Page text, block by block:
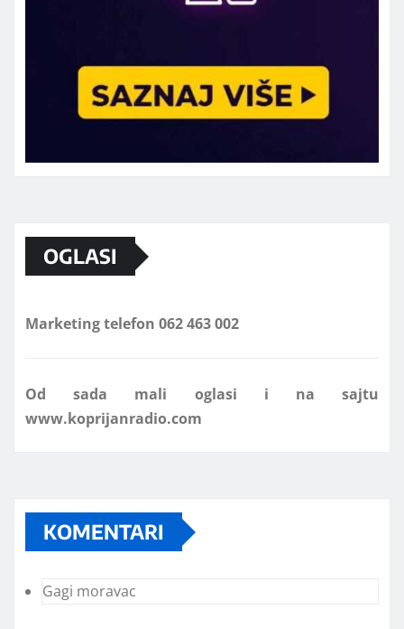
OGLASI
Marketing telefon 062 463 002
KOMENTARI
Gagi moravac